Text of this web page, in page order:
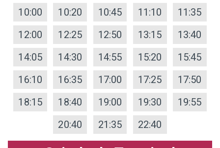
10:00
10:20 10:45 11:10
11:35
12:00
12:25 12:50 13:15
13:40
14:05
14:30 14:55 15:20
15:45
16:10
16:35 17:00 17:25
17:50
18:15
18:40 19:00 19:30
19:55
20:40
21:35 22:40